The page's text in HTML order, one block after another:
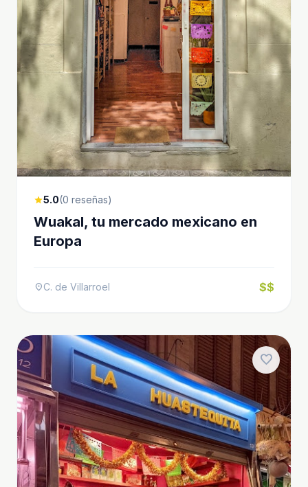
star5.0(0 reseñas)
Wuakal, tu mercado mexicano en
Europa
location_onC. de Villarroel $$
favorite